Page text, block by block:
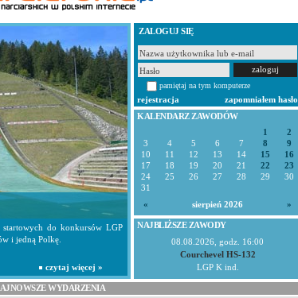
ZALOGUJ SIĘ
pamiętaj na tym komputerze
rejestracja
zapomniałem hasło
KALENDARZ ZAWODÓW
1
2
3
4 5 6 7 8
9
10
11 12 13 14 15
16
17
18 19 20 21 22
23
24
25 26 27 28 29
30
31
«
sierpień 2026 »
NAJBLIŻSZE ZAWODY
08.08.2026, godz. 16:00
Courchevel HS-132
LGP K ind.
WYDARZENIA
do konkursów LGP
i jedną Polkę.
czytaj więcej »